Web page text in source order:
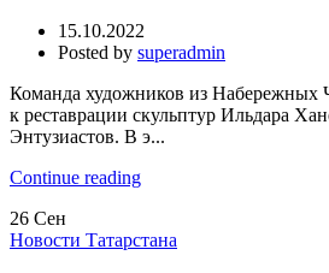
15.10.2022
Posted by superadmin
Команда художников из Набережных
к реставрации скульптур Ильдара
Энтузиастов. В э...
Continue reading
26 Сен
Новости Татарстана